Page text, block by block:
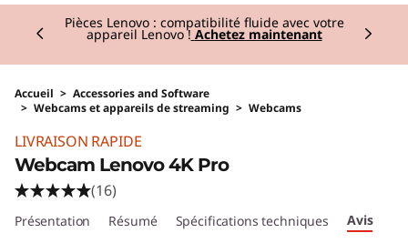
Pièces Lenovo : compatibilité fluide avec votre
appareil Lenovo ! Achetez maintenant
Currently displaying item 2 of 3
Accueil > Accessories and Software
> Webcams et appareils de streaming > Webcams
LIVRAISON RAPIDE
Webcam Lenovo 4K Pro
(16)
Présentation Résumé Spécifications techniques Avis